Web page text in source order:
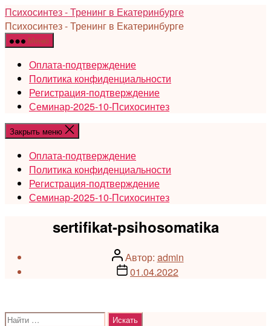
Перейти
к
содержимому
Психосинтез - Тренинг в Екатеринбурге
Психосинтез - Тренинг в Екатеринбурге
Меню
Оплата-подтверждение
Политика конфиденциальности
Регистрация-подтверждение
Семинар-2025-10-Психосинтез
Закрыть меню
Оплата-подтверждение
Политика конфиденциальности
Регистрация-подтверждение
Семинар-2025-10-Психосинтез
sertifikat-psihosomatika
Автор
записи
Автор: admin
Дата01.04.2022
Поиск: